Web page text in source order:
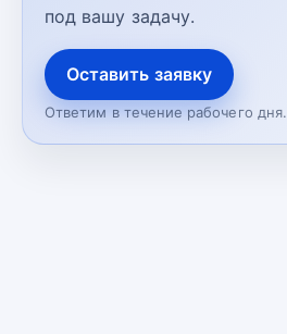
под вашу задачу.
Оставить заявку
Ответим в течение рабочего дня.